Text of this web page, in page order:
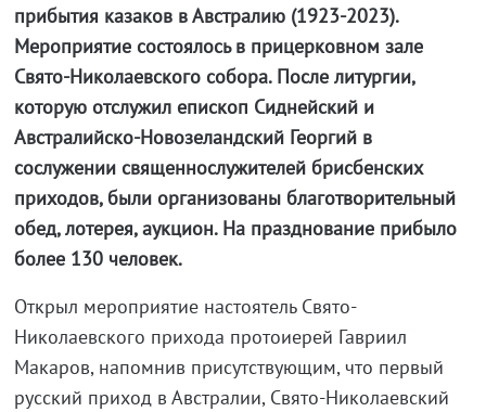
прибытия казаков в Австралию (1923-2023).
Мероприятие состоялось в прицерковном зале
Свято-Николаевского собора. После литургии,
которую отслужил епископ Сиднейский и
Австралийско-Новозеландский Георгий в
сослужении священнослужителей брисбенских
приходов, были организованы благотворительный
обед, лотерея, аукцион. На празднование прибыло
более 130 человек.
Открыл мероприятие настоятель Свято-
Николаевского прихода протоиерей Гавриил
Макаров, напомнив присутствующим, что первый
русский приход в Австралии, Свято-Николаевский